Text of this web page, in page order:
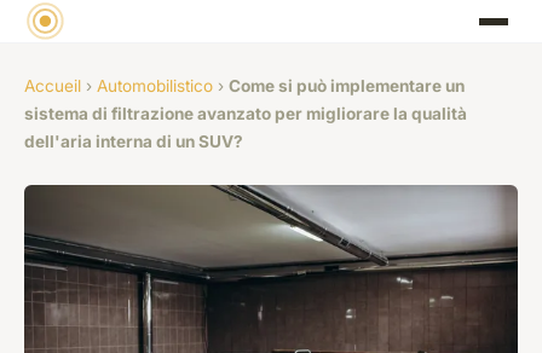
Accueil › Automobilistico › Come si può implementare un
sistema di filtrazione avanzato per migliorare la qualità
dell'aria interna di un SUV?